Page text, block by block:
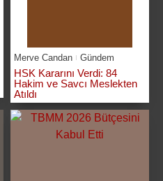
Merve Candan Gündem
HSK Kararını Verdi: 84
Hakim ve Savcı Meslekten
Atıldı